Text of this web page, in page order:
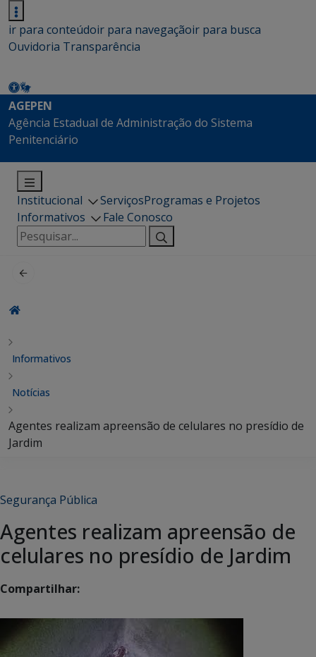
ir para conteúdoir para navegaçãoir para busca
Ouvidoria Transparência
AGEPEN
Agência Estadual de Administração do Sistema
Penitenciário
Institucional ServiçosProgramas e Projetos
Informativos
Fale Conosco
Pesquisar
por:
Informativos
Notícias
Agentes realizam apreensão de celulares no presídio de
Jardim
Segurança Pública
Agentes realizam apreensão de
celulares no presídio de Jardim
Compartilhar: